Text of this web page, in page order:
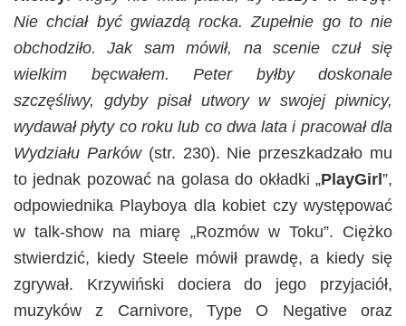
Nie chciał być gwiazdą rocka. Zupełnie go to nie
obchodziło. Jak sam mówił, na scenie czuł się
wielkim bęcwałem. Peter byłby doskonale
szczęśliwy, gdyby pisał utwory w swojej piwnicy,
wydawał płyty co roku lub co dwa lata i pracował dla
Wydziału Parków(str. 230). Nie przeszkadzało mu
to jednak pozować na golasa do okładki „PlayGirl”,
odpowiednika Playboya dla kobiet czy występować
w talk-show na miarę „Rozmów w Toku”. Ciężko
stwierdzić, kiedy Steele mówił prawdę, a kiedy się
zgrywał. Krzywiński dociera do jego przyjaciół,
muzyków z Carnivore, Type O Negative oraz